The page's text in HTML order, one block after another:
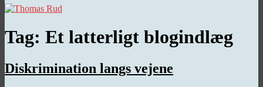
Tag: Et latterligt blogindlæg
Diskrimination langs vejene